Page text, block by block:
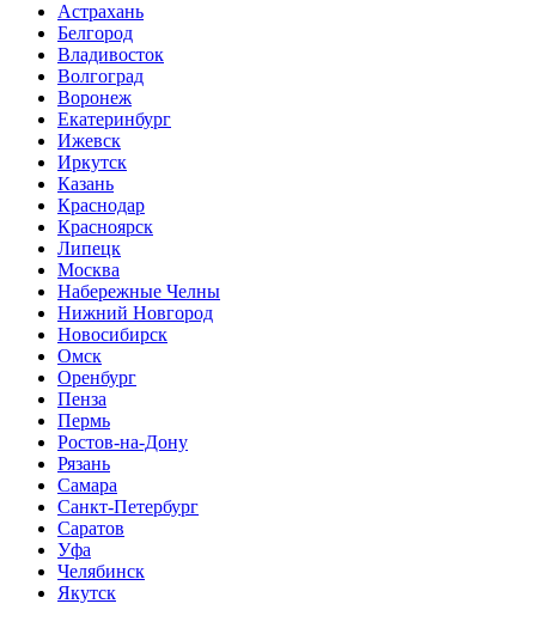
Астрахань
Белгород
Владивосток
Волгоград
Воронеж
Екатеринбург
Ижевск
Иркутск
Казань
Краснодар
Красноярск
Липецк
Москва
Набережные Челны
Нижний Новгород
Новосибирск
Омск
Оренбург
Пенза
Пермь
Ростов-на-Дону
Рязань
Самара
Санкт-Петербург
Саратов
Уфа
Челябинск
Якутск